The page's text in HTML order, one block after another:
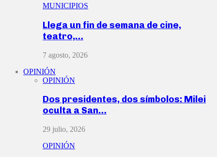
MUNICIPIOS
Llega un fin de semana de cine,
teatro,…
7 agosto, 2026
OPINIÓN
OPINIÓN
Dos presidentes, dos símbolos: Milei
oculta a San…
29 julio, 2026
OPINIÓN